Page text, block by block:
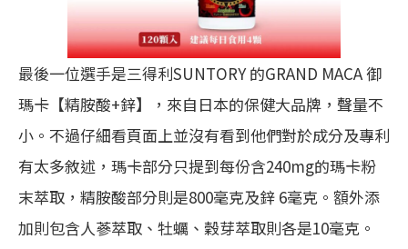
最後一位選手是三得利SUNTORY 的GRAND MACA 御
瑪卡【精胺酸+鋅】，來自日本的保健大品牌，聲量不
小。不過仔細看頁面上並沒有看到他們對於成分及專利
有太多敘述，瑪卡部分只提到每份含240mg的瑪卡粉
末萃取，精胺酸部分則是800毫克及鋅 6毫克。額外添
加則包含人蔘萃取、牡蠣、穀芽萃取則各是10毫克。